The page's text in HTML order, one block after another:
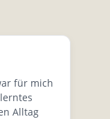
für mich
Alltag